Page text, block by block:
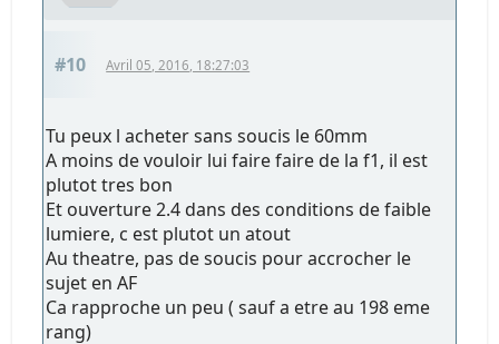
#10 Avril 05, 2016, 18:27:03
Tu peux l acheter sans soucis le 60mm
A moins de vouloir lui faire faire de la f1, il est
plutot tres bon
Et ouverture 2.4 dans des conditions de faible
lumiere, c est plutot un atout
Au theatre, pas de soucis pour accrocher le
sujet en AF
Ca rapproche un peu ( sauf a etre au 198 eme
rang)